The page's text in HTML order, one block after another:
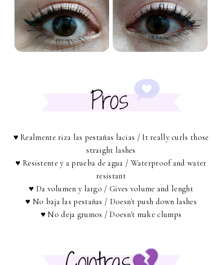
♥ Realmente riza las pestañas lacias / It really curls those
straight lashes
♥ Resistente y a prueba de agua / Waterproof and water
resistant
♥ Da volumen y largo / Gives volume and lenght
♥ No baja las pestañas / Doesn't push down lashes
♥ No deja grumos / Doesn't make clumps